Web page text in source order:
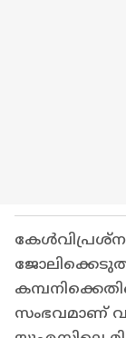
ജോലിക്കെടുത്ത
സംഭവമാണ്